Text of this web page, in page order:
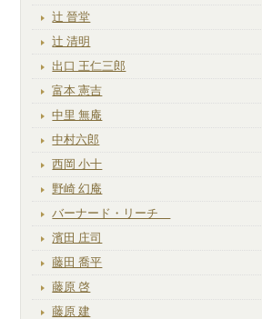
辻 晉堂
辻 清明
出口 王仁三郎
富本 憲吉
中里 無庵
中村六郎
西岡 小十
野崎 幻庵
バーナード・リーチ
濱田 庄司
藤田 喬平
藤原 啓
藤原 建